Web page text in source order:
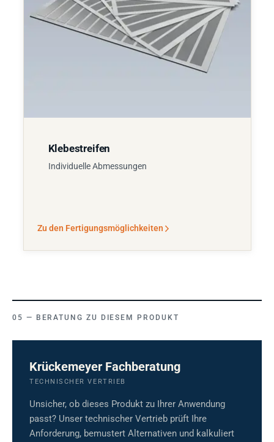
Klebestreifen
Individuelle Abmessungen
Zu den Fertigungsmöglichkeiten
BERATUNG ZU DIESEM PRODUKT
Krückemeyer Fachberatung
TECHNISCHER VERTRIEB
Unsicher, ob dieses Produkt zu Ihrer Anwendung
passt? Unser technischer Vertrieb prüft Ihre
Anforderung, bemustert Alternativen und kalkuliert